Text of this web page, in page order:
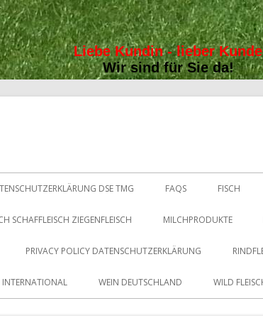
Liebe Kundin - lieber Kunde
Wir sind für Sie da!